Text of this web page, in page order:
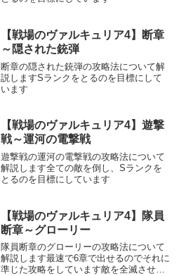
【戦場のヴァルキュリア4】断章
～隠された銃弾
断章の隠された銃弾の攻略法について解
説しますSランクをとるのを目標にして
います
【戦場のヴァルキュリア4】遊撃
戦～運河の電撃戦
遊撃戦の運河の電撃戦の攻略法について
解説します全ての敵を倒し、Sランクを
とるのを目標にしています
【戦場のヴァルキュリア4】隊員
断章～グローリー
隊員断章のグローリーの攻略法について
解説します最速で6章で出せるのでそれに
準じた攻略をしています敵を全滅させて